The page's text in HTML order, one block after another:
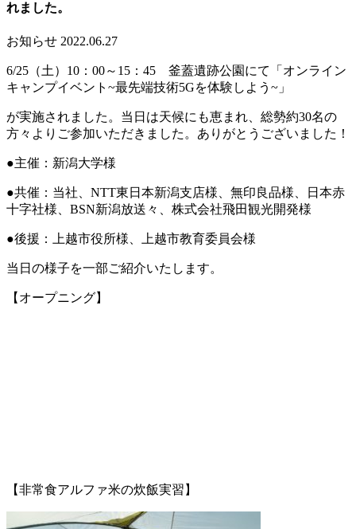
れました。
お知らせ 2022.06.27
6/25（土）10：00～15：45 釜蓋遺跡公園にて「オンライン
キャンプイベント~最先端技術5Gを体験しよう~」
が実施されました。当日は天候にも恵まれ、総勢約30名の
方々よりご参加いただきました。ありがとうございました！
●主催：新潟大学様
●共催：当社、NTT東日本新潟支店様、無印良品様、日本赤
十字社様、BSN新潟放送々、株式会社飛田観光開発様
●後援：上越市役所様、上越市教育委員会様
当日の様子を一部ご紹介いたします。
【オープニング】
【非常食アルファ米の炊飯実習】